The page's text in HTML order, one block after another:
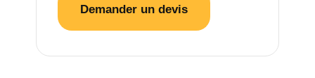
Demander un devis